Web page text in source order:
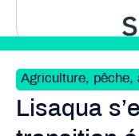
Agriculture, pêche,
Lisaqua